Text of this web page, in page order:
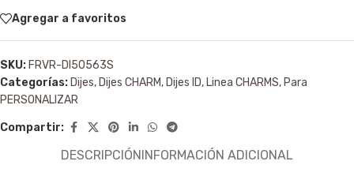
Agregar a favoritos
SKU: FRVR-DI50563S
Categorías: Dijes, Dijes CHARM, Dijes ID, Linea CHARMS, Para
PERSONALIZAR
Compartir:
DESCRIPCIÓNINFORMACIÓN ADICIONAL